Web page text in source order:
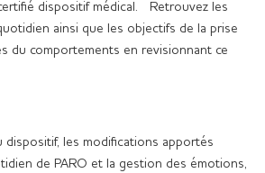
dispositif médical. Retrouvez les
ainsi que les objectifs de la prise
du comportements en revisionnant ce
dispositif, les modifications apportés
de PARO et la gestion des émotions,